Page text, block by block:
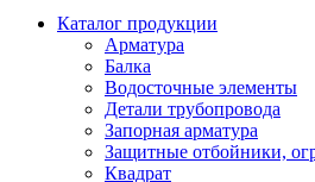
Каталог продукции
Арматура
Балка
Водосточные элементы
Детали трубопровода
Запорная арматура
Защитные отбойники,
Квадрат